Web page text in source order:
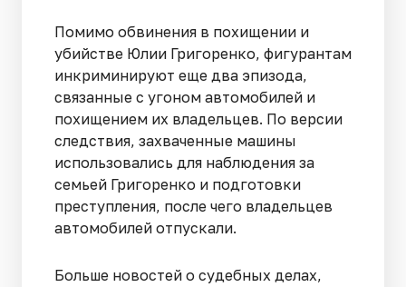
Помимо обвинения в похищении и
убийстве Юлии Григоренко, фигурантам
инкриминируют еще два эпизода,
связанные с угоном автомобилей и
похищением их владельцев. По версии
следствия, захваченные машины
использовались для наблюдения за
семьей Григоренко и подготовки
преступления, после чего владельцев
автомобилей отпускали.
Больше новостей о судебных делах,